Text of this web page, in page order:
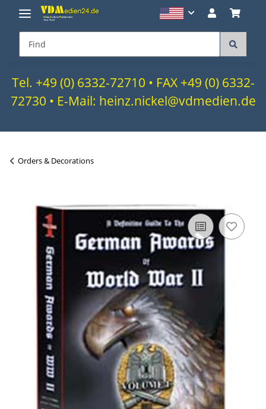
Tel. +49 (0) 6332-72710 • FAX +49 (0) 6332-
72730 • E-Mail: heinz.nickel@vdmedien.de
Orders & Decorations